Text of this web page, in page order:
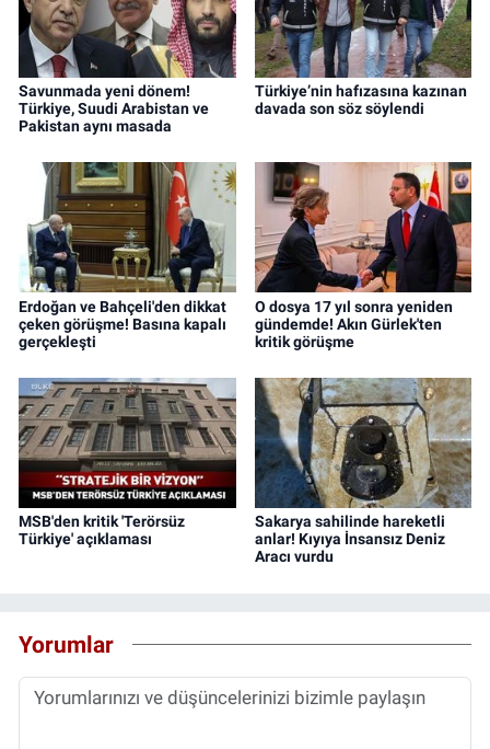
Savunmada yeni dönem!
Türkiye, Suudi Arabistan ve
Pakistan aynı masada
Türkiye’nin hafızasına kazınan
davada son söz söylendi
Erdoğan ve Bahçeli'den dikkat
çeken görüşme! Basına kapalı
gerçekleşti
O dosya 17 yıl sonra yeniden
gündemde! Akın Gürlek'ten
kritik görüşme
MSB'den kritik 'Terörsüz
Türkiye' açıklaması
Sakarya sahilinde hareketli
anlar! Kıyıya İnsansız Deniz
Aracı vurdu
Yorumlar